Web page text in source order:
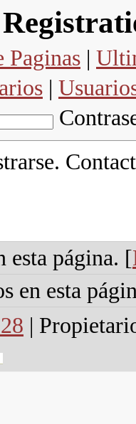
Paginas |
|
esta página. [
en esta
|